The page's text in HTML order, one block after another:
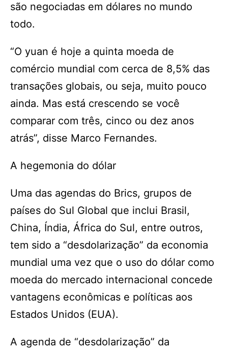
são negociadas em dólares no mundo
todo.
“O yuan é hoje a quinta moeda de
comércio mundial com cerca de 8,5% das
transações globais, ou seja, muito pouco
ainda. Mas está crescendo se você
comparar com três, cinco ou dez anos
atrás”, disse Marco Fernandes.
A hegemonia do dólar
Uma das agendas do Brics, grupos de
países do Sul Global que inclui Brasil,
China, Índia, África do Sul, entre outros,
tem sido a “desdolarização” da economia
mundial uma vez que o uso do dólar como
moeda do mercado internacional concede
vantagens econômicas e políticas aos
Estados Unidos (EUA).
A agenda de “desdolarização” da